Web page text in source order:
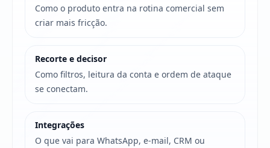
Como o produto entra na rotina comercial sem
criar mais fricção.
Recorte e decisor
Como filtros, leitura da conta e ordem de ataque
se conectam.
Integrações
O que vai para WhatsApp, e-mail, CRM ou